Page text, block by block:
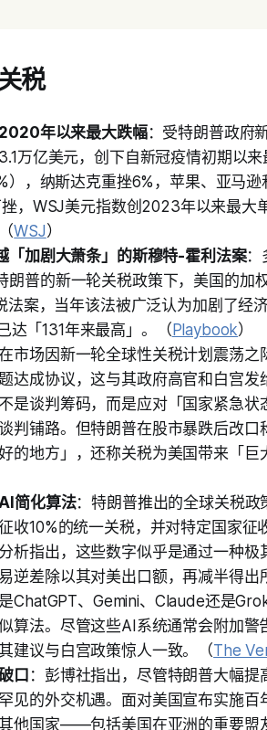
税
年以来最大跌幅：受特朗普政府
万亿美元，创下自新冠疫情初期以
），纳斯达克重挫6%，苹果、亚马
，WSJ美元指数创2023年以来最大
WSJ）
「加剧大萧条」的斯穆特-霍利法案：
普的新一轮关税政策下，美国的加
案，当年该法被广泛认为加剧了经
达「131年来最高」。（Playbook）
市场因新一轮全球性关税计划震荡之
达成协议，这与其政府高官和白宫发
是谈判筹码，而是应对「国家紧急状
判铺路。但特朗普在股市暴跌后改口
的地方」，还称关税为美国带来「巨
简化算法：特朗普推出的全球关税政
收10%的统一关税，并对特定国家征
析指出，这些数字似乎是通过一种极
逆差除以其对美出口额，再减半得出
ChatGPT、Gemini、Claude还是
算法。尽管这些AI系统通常会附加警
建议与白宫政策惊人一致。（The
口 ：彭博社指出，尽管特朗普大幅提
见的外交机遇。面对美国宣布实施百
他国家——包括美国在亚洲的重要盟